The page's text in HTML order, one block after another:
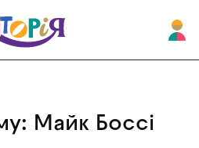
Майк Боссі